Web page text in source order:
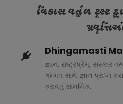
વિકાસ વર્તુળ ટ્રસ્ટ
Dhingamasti
જ્ઞાન, રાષ્ટ્રપ્રેમ, સંસ્કાર
ગમ્મત સાથે જ્ઞાન પ્રાપ્ત
કરાવતું સામયિક.